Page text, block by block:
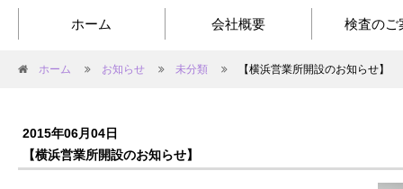
ホーム 会社概要 検査のご
ホーム お知らせ 未分類 【横浜営業所開設のお知らせ】
2015年06月04日
【横浜営業所開設のお知らせ】